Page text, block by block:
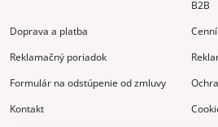
B2B
Doprava a platba
Reklamačný poriadok
Formulár na odstúpenie od zmluvy
Kontakt